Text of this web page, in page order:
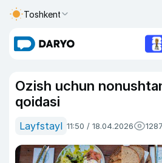
Toshkent
Ozish uchun
qoidasi
Layfstayl 11:50 / 18.04.2026